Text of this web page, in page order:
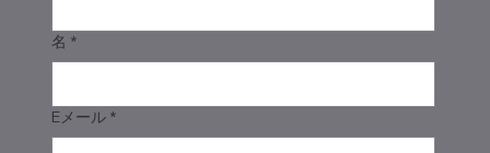
名 *
Eメール *